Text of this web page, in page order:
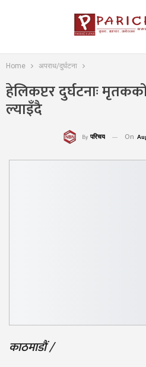
Home अपराध/दुर्घटना
हेलिकप्टर दुर्घटनाः
ल्याइँदै
By परिचय On
काठमाडौं /